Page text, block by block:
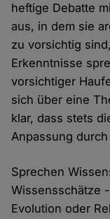
heftige Debatte
aus, in dem sie
zu vorsichtig
Erkenntnisse
vorsichtiger
sich über eine
klar, dass stets
Anpassung
Sprechen
Wissensschätze
Evolution oder